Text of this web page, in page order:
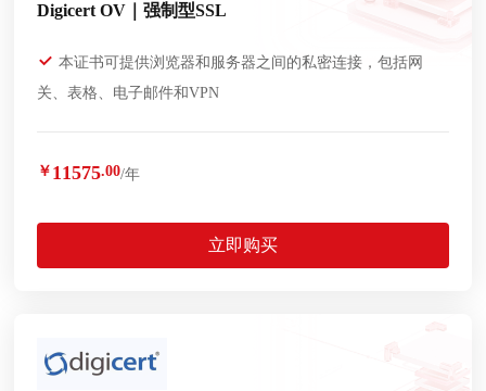
Digicert OV｜强制型SSL
本证书可提供浏览器和服务器之间的私密连接，包括网
关、表格、电子邮件和VPN
￥ 11575.00/年
立即购买